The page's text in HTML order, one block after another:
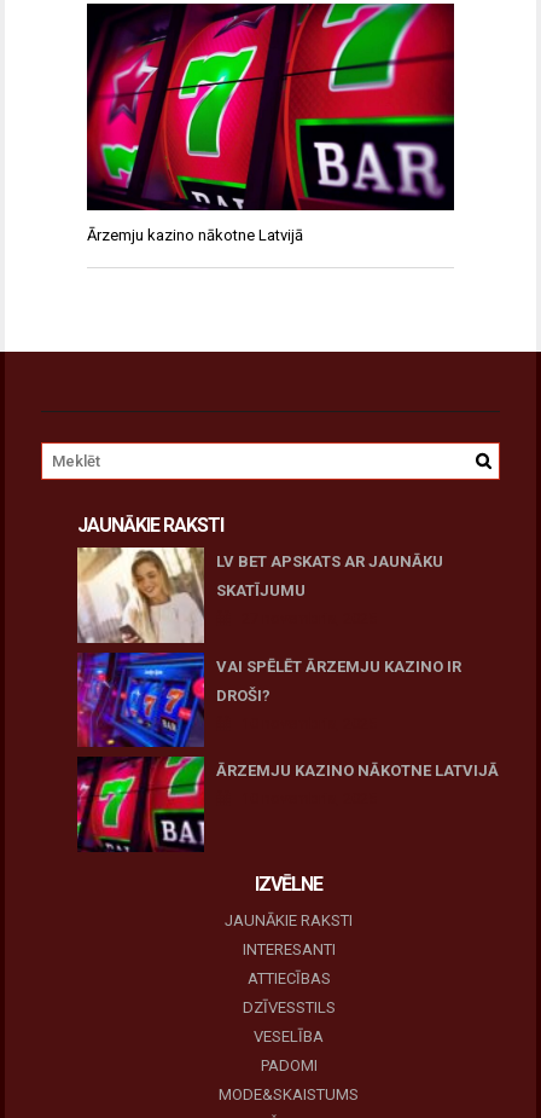
Ārzemju kazino nākotne Latvijā
JAUNĀKIE RAKSTI
LV BET APSKATS AR JAUNĀKU
SKATĪJUMU
VAI SPĒLĒT ĀRZEMJU KAZINO IR
DROŠI?
ĀRZEMJU KAZINO NĀKOTNE LATVIJĀ
IZVĒLNE
JAUNĀKIE RAKSTI
INTERESANTI
ATTIECĪBAS
DZĪVESSTILS
VESELĪBA
PADOMI
MODE&SKAISTUMS